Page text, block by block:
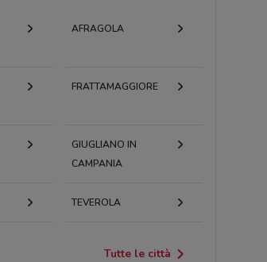
AFRAGOLA
FRATTAMAGGIORE
GIUGLIANO IN
CAMPANIA
TEVEROLA
Tutte le città